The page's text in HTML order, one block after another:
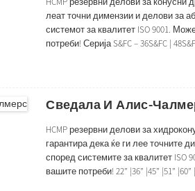
леат точни димензии и делови за
системот за квалитет ISO 9001.
потреби! Серија S&FC – 36S&FC |
Сведала И Алис-
HCMP резервни делови за
гарантира дека ќе ги лее точните
според системите за квалитет
вашите потреби! 22” |36” |45” |51”